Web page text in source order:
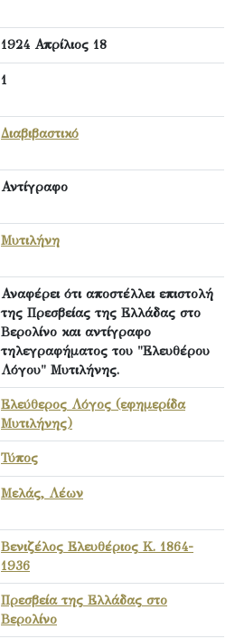
1924 Απρίλιος 18
1
Διαβιβαστικό
Αντίγραφο
Μυτιλήνη
Αναφέρει ότι αποστέλλει επιστολή
της Πρεσβείας της Ελλάδας στο
Βερολίνο και αντίγραφο
τηλεγραφήματος του "Ελευθέρου
Λόγου" Μυτιλήνης.
Ελεύθερος Λόγος (εφημερίδα
Μυτιλήνης)
Τύπος
Μελάς, Λέων
Βενιζέλος Ελευθέριος Κ. 1864-
1936
Πρεσβεία της Ελλάδας στο
Βερολίνο